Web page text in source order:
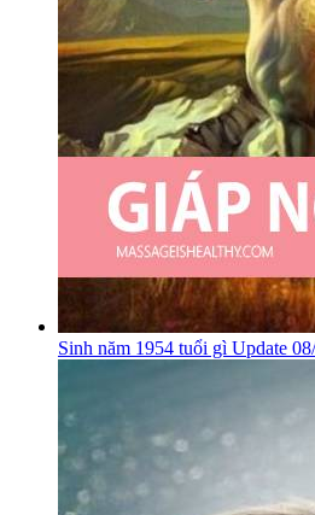
Sinh năm 1954 tuổi gì Update